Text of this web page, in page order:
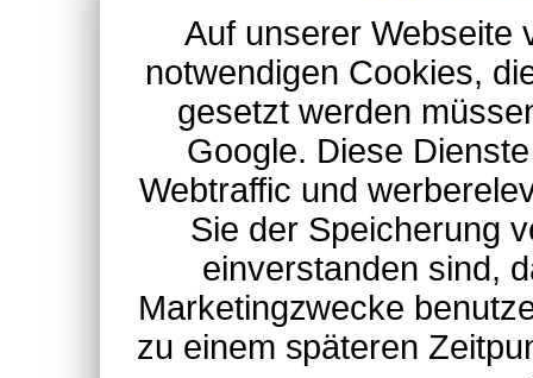
Auf unserer Webseite
notwendigen Cookies,
gesetzt werden
Google. Diese
Webtraffic und
Sie der Speicherung
einverstanden sind,
Marketingzwecke
zu einem späteren